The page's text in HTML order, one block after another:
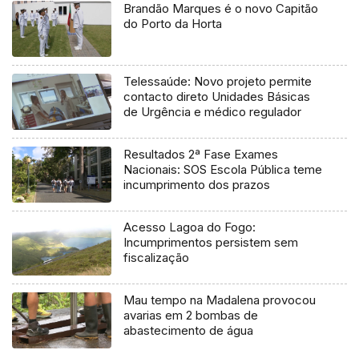
Brandão Marques é o novo Capitão
do Porto da Horta
Telessaúde: Novo projeto permite
contacto direto Unidades Básicas
de Urgência e médico regulador
Resultados 2ª Fase Exames
Nacionais: SOS Escola Pública teme
incumprimento dos prazos
Acesso Lagoa do Fogo:
Incumprimentos persistem sem
fiscalização
Mau tempo na Madalena provocou
avarias em 2 bombas de
abastecimento de água